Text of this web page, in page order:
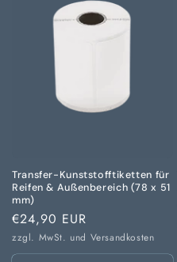
Transfer-Kunststofftiketten für
Reifen & Außenbereich (78 x 51
mm)
Normaler
Preis
€24,90 EUR
zzgl. MwSt. und Versandkosten